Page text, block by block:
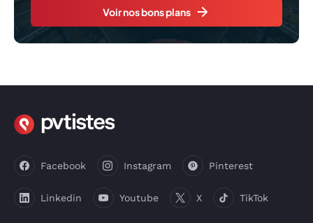
Voir nos bons plans
Facebook Instagram Pinterest
Linkedin Youtube X TikTok